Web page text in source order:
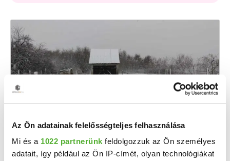
Az Ön adatainak felelősségteljes felhasználása
Mi és a 1022 partnerünk feldolgozzuk az Ön személyes
adatait, így például az Ön IP-címét, olyan technológiákat
15.9 M Ft 198 750 Ft/m
Rinyaszentkirály, Fő utca - Eladó családi